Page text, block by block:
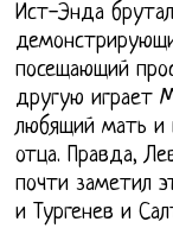
Ист-Энда
посещающий
другую играет
любящий мать и
отца. Правда,
почти заметил
и Тургенев и